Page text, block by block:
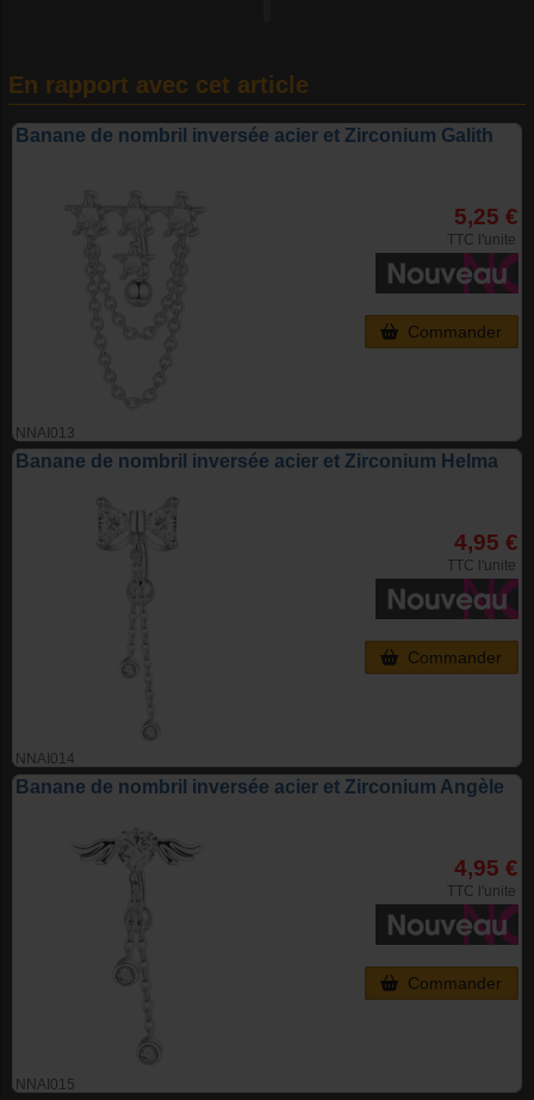
En rapport avec cet article
Banane de nombril inversée acier et Zirconium Galith
NNAI013
5,25 €
TTC l'unite
Commander
Banane de nombril inversée acier et Zirconium Helma
NNAI014
4,95 €
TTC l'unite
Commander
Banane de nombril inversée acier et Zirconium Angèle
NNAI015
4,95 €
TTC l'unite
Commander